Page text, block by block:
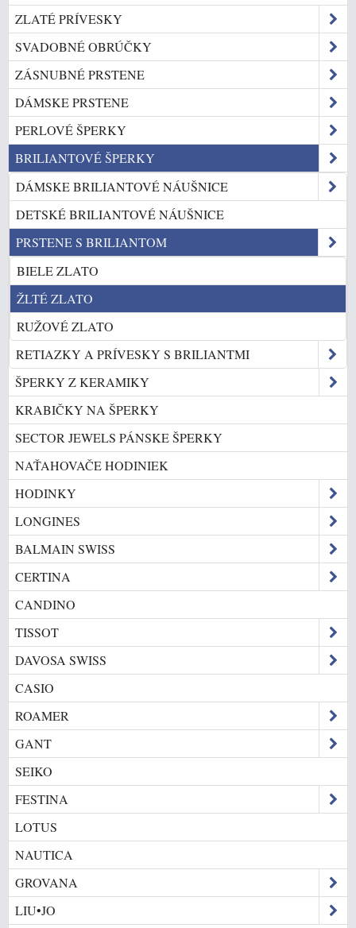
ZLATÉ PRÍVESKY
SVADOBNÉ OBRÚČKY
ZÁSNUBNÉ PRSTENE
DÁMSKE PRSTENE
PERLOVÉ ŠPERKY
BRILIANTOVÉ ŠPERKY
DÁMSKE BRILIANTOVÉ NÁUŠNICE
DETSKÉ BRILIANTOVÉ NÁUŠNICE
PRSTENE S BRILIANTOM
BIELE ZLATO
ŽLTÉ ZLATO
RUŽOVÉ ZLATO
RETIAZKY A PRÍVESKY S BRILIANTMI
ŠPERKY Z KERAMIKY
KRABIČKY NA ŠPERKY
SECTOR JEWELS PÁNSKE ŠPERKY
NAŤAHOVAČE HODINIEK
HODINKY
LONGINES
BALMAIN SWISS
CERTINA
CANDINO
TISSOT
DAVOSA SWISS
CASIO
ROAMER
GANT
SEIKO
FESTINA
LOTUS
NAUTICA
GROVANA
LIU•JO